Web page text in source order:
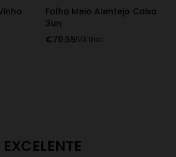
Folha Meio Alentejo Caixa
3un
€70.55IVA Incl.
EXCELENTE